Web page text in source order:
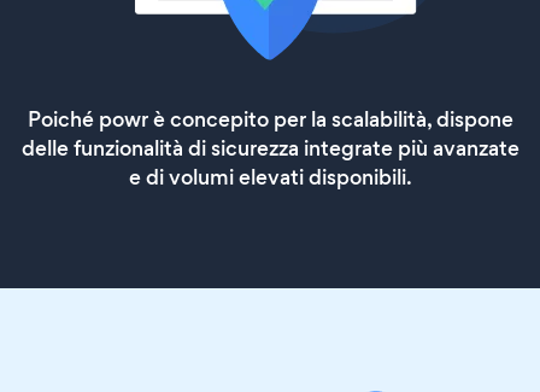
Poiché powr è concepito per la scalabilità, dispone
delle funzionalità di sicurezza integrate più avanzate
e di volumi elevati disponibili.